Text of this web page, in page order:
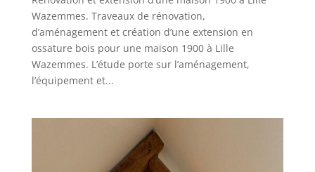
Wazemmes. Traveaux de rénovation,
d’aménagement et création d’une extension en
ossature bois pour une maison 1900 à Lille
Wazemmes. L’étude porte sur l’aménagement,
l’équipement et...